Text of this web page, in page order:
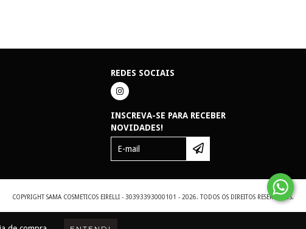
REDES SOCIAIS
INSCREVA-SE PARA RECEBER
NOVIDADES!
COPYRIGHT SAMA COSMETICOS EIRELLI - 30393393000101 - 2026. TODOS OS DIREITOS RESERVADOS.